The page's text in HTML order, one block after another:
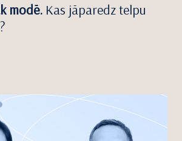
modē. Kas jāparedz telpu